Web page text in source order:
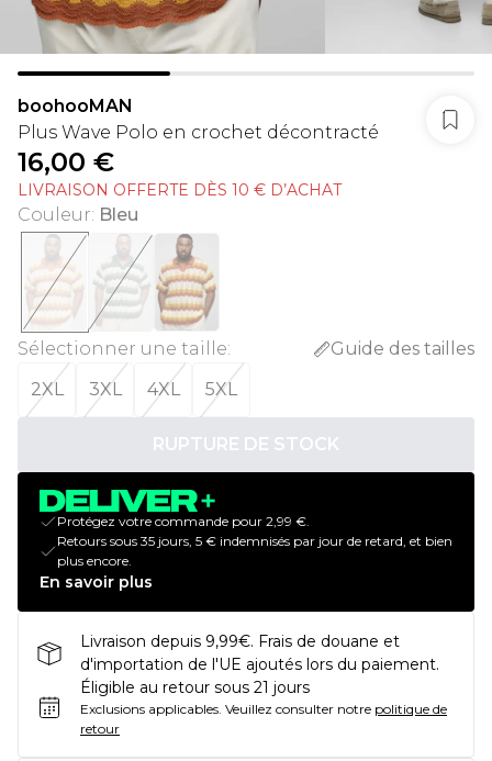
boohooMAN
Plus Wave Polo en crochet décontracté
16,00 €
LIVRAISON OFFERTE DÈS 10 € D’ACHAT
Couleur: Bleu
Sélectionner une taille:
Guide des tailles
2XL
3XL 4XL 5XL
RUPTURE DE STOCK
Protégez votre commande pour 2,99 €.
Retours sous 35 jours, 5 € indemnisés par jour de retard, et bien
plus encore.
En savoir plus
Livraison depuis 9,99€. Frais de douane et
d'importation de l'UE ajoutés lors du paiement.
Éligible au retour sous 21 jours
Exclusions applicables. Veuillez consulter notre politique de
retour